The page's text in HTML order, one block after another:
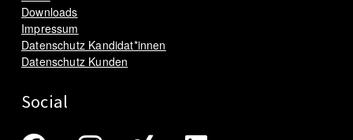
Downloads
Impressum
Datenschutz Kandidat*innen
Datenschutz Kunden
Social